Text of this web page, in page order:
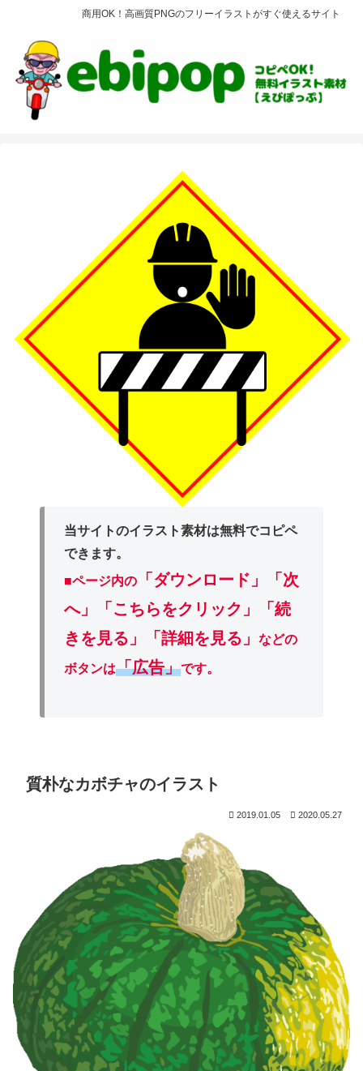
商用OK！高画質PNGのフリーイラストがすぐ使えるサイト
当サイトのイラスト素材は無料でコピペ
できます。
■ページ内の
「ダウンロード」
「次
へ」「こちらをクリック」「続
きを見る」「詳細を見る」などの
ボタンは「広告」です。
質朴なカボチャのイラスト
2019.01.05 2020.05.27